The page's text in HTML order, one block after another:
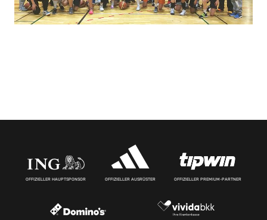
OFFIZIELLER HAUPTSPONSOR OFFIZIELLER AUSRÜSTER OFFIZIELLER PREMIUM-PARTNER